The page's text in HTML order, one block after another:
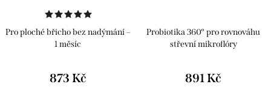
Pro ploché břicho bez nadýmání –
1 měsíc
873 Kč
Probiotika 360° pro rovnováhu
střevní mikroflóry
891 Kč